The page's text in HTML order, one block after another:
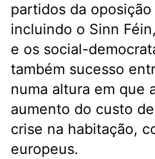
partidos da
incluindo o Sinn
e os social-
também sucesso
numa altura em que
aumento do custo
crise na habitação,
europeus.